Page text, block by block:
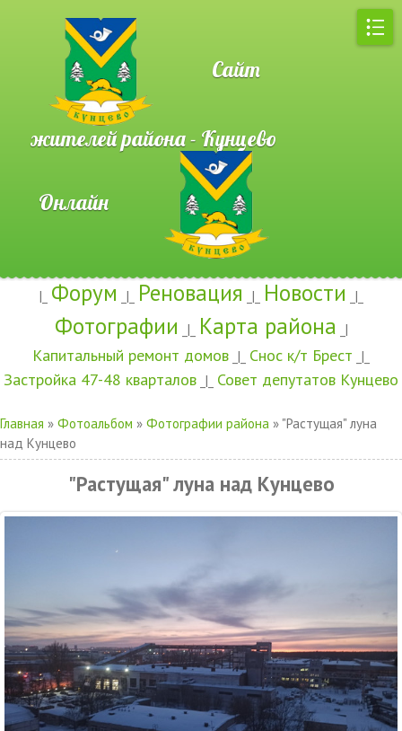
Сайт
жителей района - Кунцево
Онлайн
|_ Форум _|_ Реновация _|_ Новости _|_
Фотографии _|_ Карта района _|
Капитальный ремонт домов _|_ Снос к/т Брест _|_
Застройка 47-48 кварталов _|_ Совет депутатов Кунцево
Главная » Фотоальбом » Фотографии района » "Растущая" луна
над Кунцево
"Растущая" луна над Кунцево